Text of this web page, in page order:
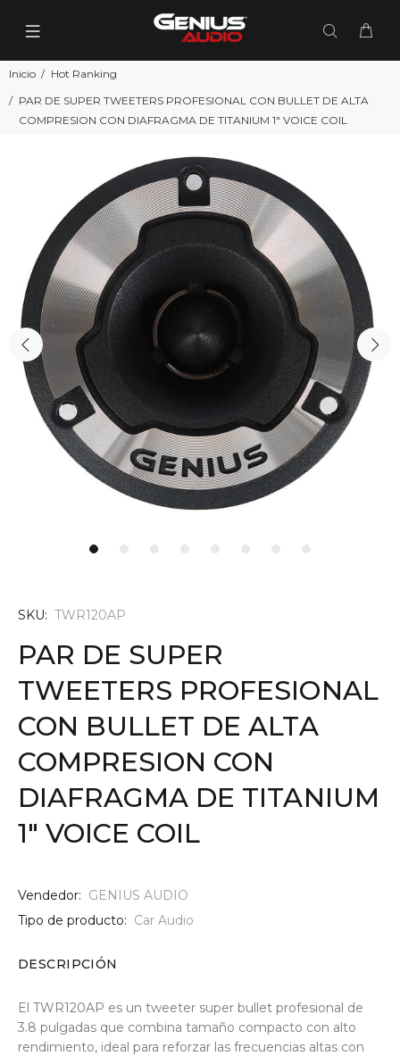
Inicio
Hot Ranking
PAR DE SUPER TWEETERS PROFESIONAL CON BULLET DE ALTA
COMPRESION CON DIAFRAGMA DE TITANIUM 1" VOICE COIL
SKU: TWR120AP
PAR DE SUPER
TWEETERS PROFESIONAL
CON BULLET DE ALTA
COMPRESION CON
DIAFRAGMA DE TITANIUM
1" VOICE COIL
Vendedor: GENIUS AUDIO
Tipo de producto: Car Audio
DESCRIPCIÓN
El TWR120AP es un tweeter super bullet profesional de
3.8 pulgadas que combina tamaño compacto con alto
rendimiento, ideal para reforzar las frecuencias altas con